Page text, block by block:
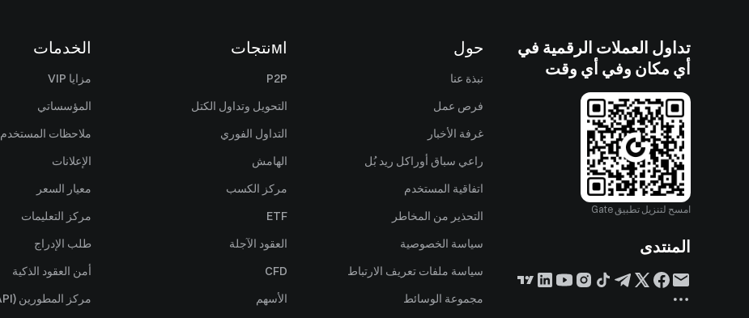
تداول العملات الرقمية في
أي مكان وفي أي وقت
امسح لتنزيل تطبيق Gate
المنتدى
حول
نبذة عنا
فرص عمل
غرفة الأخبار
راعي سباق أوراكل ريد بُل
اتفاقية المستخدم
التحذير من المخاطر
سياسة الخصوصية
سياسة ملفات تعريف الارتباط
مجموعة الوسائط
اмنتجات
P2P
التحويل وتداول الكتل
التداول الفوري
الهامش
مركز الكسب
ETF
العقود الآجلة
CFD
الأسهم
الخدمات
مزايا VIP
المؤسساتي
ملاحظات المستخدم
الإعلانات
معيار السعر
مركز التعليمات
طلب الإدراج
أمن العقود الذكية
مركز المطورين (API)